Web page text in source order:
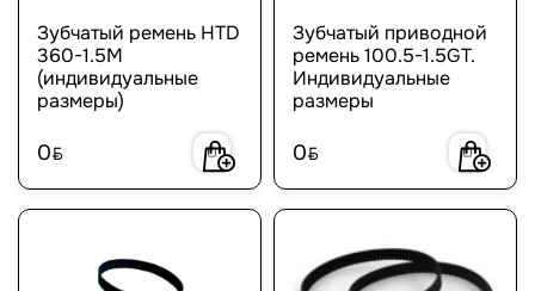
Зубчатый ремень HTD
360-1.5M
(индивидуальные
размеры)
0BYN
Зубчатый приводной
ремень 100.5-1.5GT.
Индивидуальные
размеры
0BYN